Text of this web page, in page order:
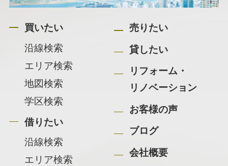
買いたい
沿線検索
エリア検索
地図検索
学区検索
借りたい
沿線検索
エリア検索
売りたい
貸したい
リフォーム・
リノベーション
お客様の声
ブログ
会社概要